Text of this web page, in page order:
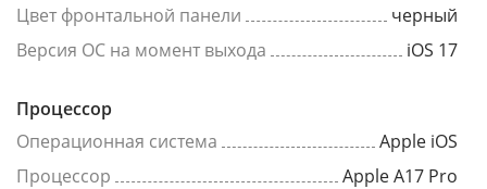
Цвет фронтальной панели
черный
Версия ОС на момент выхода
iOS 17
Процессор
Операционная система
Apple iOS
Процессор
Apple A17 Pro